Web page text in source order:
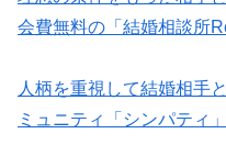
会費無料の「結婚相談所
人柄を重視して結婚相手
ミュニティ「シンパティ